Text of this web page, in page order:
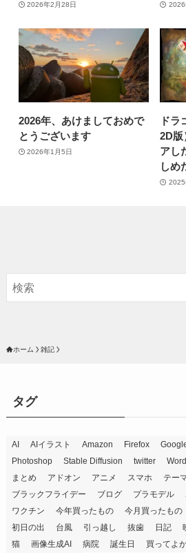
2026年2月28日 2026
2026年、あけましておめで
とうございます
2026年1月5日
ド
2D版
アし
しめ
2025
ホーム 雑記
タグ
AI AIイラスト Amazon Firefox
Photoshop
Stable Diffusion twitter
まとめ
アドオン アニメ スマホ テー
ブラックフライデー
ブログ プラモデル
ワクチン
今年買ったもの 今月買ったもの
初日の出
台風 引っ越し 抜歯 日記
猫
画像生成AI 病院 誕生日 買ってよ